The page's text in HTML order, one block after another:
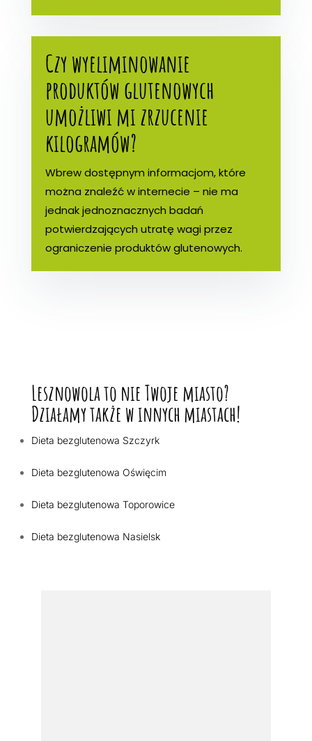
Czy wyeliminowanie
produktów glutenowych
umożliwi mi zrzucenie
kilogramów?
Wbrew dostępnym informacjom, które
można znaleźć w internecie – nie ma
jednak jednoznacznych badań
potwierdzających utratę wagi przez
ograniczenie produktów glutenowych.
Lesznowola to nie Twoje miasto?
Działamy także w innych miastach!
Dieta bezglutenowa Szczyrk
Dieta bezglutenowa Oświęcim
Dieta bezglutenowa Toporowice
Dieta bezglutenowa Nasielsk